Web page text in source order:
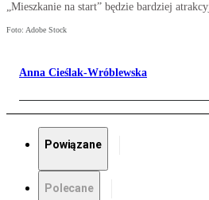
„Mieszkanie na start” będzie bardziej
Foto: Adobe Stock
Anna Cieślak-Wróblewska
Powiązane
Polecane